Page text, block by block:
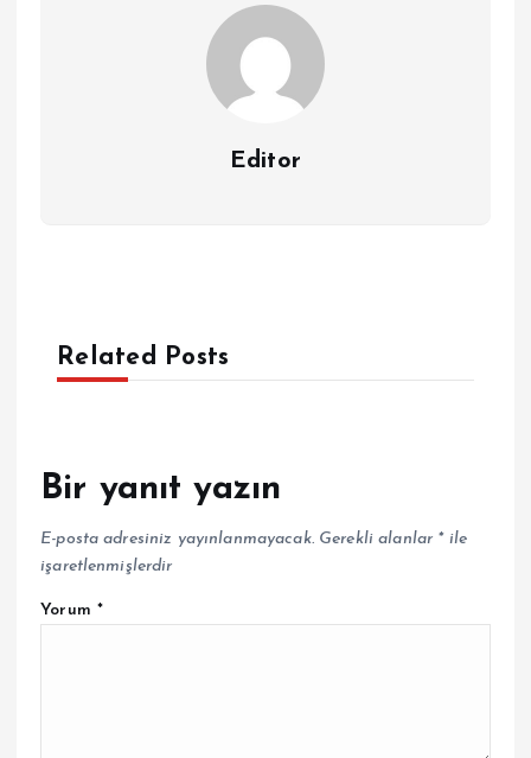
Editor
Related Posts
Bir yanıt yazın
E-posta adresiniz yayınlanmayacak. Gerekli alanlar *ile
işaretlenmişlerdir
Yorum *